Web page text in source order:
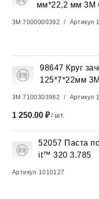
мм*22,2 мм 3М
3M 7000000392 / Артикул
98647 Круг
125*7*22мм 3М
3M 7100303982 / Артикул
1 250.00 ₽/ шт.
52057 Паста
it™ 320 3.785
Артикул 1010127